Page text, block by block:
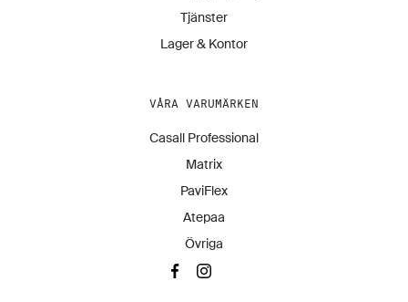
Tjänster
Lager & Kontor
VÅRA VARUMÄRKEN
Casall Professional
Matrix
PaviFlex
Atepaa
Övriga